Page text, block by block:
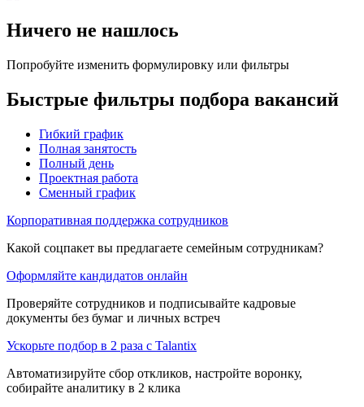
Ничего не нашлось
Попробуйте изменить формулировку или фильтры
Быстрые фильтры подбора вакансий
Гибкий график
Полная занятость
Полный день
Проектная работа
Сменный график
Корпоративная поддержка сотрудников
Какой соцпакет вы предлагаете семейным сотрудникам?
Оформляйте кандидатов онлайн
Проверяйте сотрудников и подписывайте кадровые
документы без бумаг и личных встреч
Ускорьте подбор в 2 раза с Talantix
Автоматизируйте сбор откликов, настройте воронку,
собирайте аналитику в 2 клика